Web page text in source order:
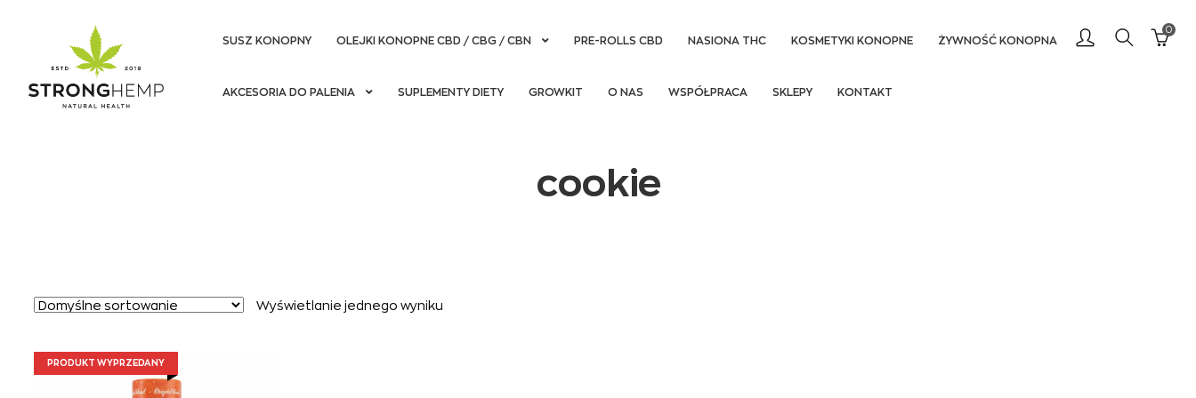
do
do
SUSZ KONOPNY OLEJKI KONOPNE CBD / CBG / CBN PRE-ROLLS CBD NASIONA THC KOSMETYKI KONOPNE ŻYWNOŚĆ KONOPNA
AKCESORIA DO PALENIA SUPLEMENTY DIETY GROWKIT O NAS WSPÓŁPRACA SKLEPY KONTAKT
0
cookie
Wyświetlanie jednego wyniku
PRODUKT WYPRZEDANY